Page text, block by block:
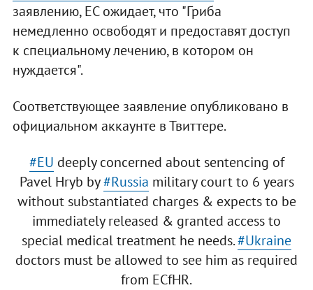
заявлению, ЕС ожидает, что "Гриба
немедленно освободят и предоставят доступ
к специальному лечению, в котором он
нуждается".
Соответствующее заявление опубликовано в
официальном аккаунте в Твиттере.
#EU deeply concerned about sentencing of
Pavel Hryb by#Russia military court to 6 years
without substantiated charges & expects to be
immediately released & granted access to
special medical treatment he needs.#Ukraine
doctors must be allowed to see him as required
from ECfHR.